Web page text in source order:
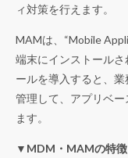
ィ対策を行えます。
MAMは、“Mobile
端末にインストール
ールを導入すると、
管理して、アプリベ
ます。
▼MDM・MAMの特徴